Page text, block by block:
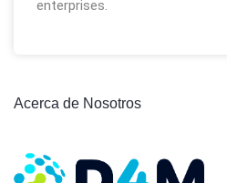
enterprises.
Acerca de Nosotros